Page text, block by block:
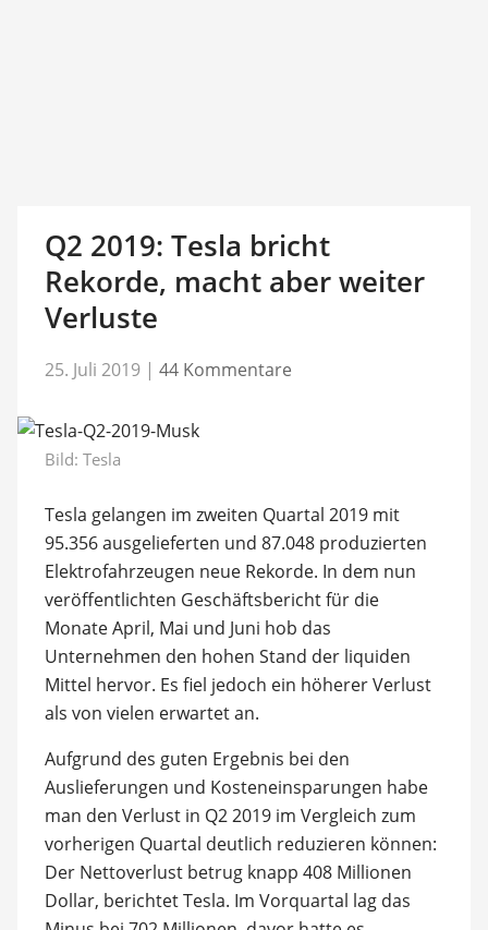
Q2 2019: Tesla bricht
Rekorde, macht aber weiter
Verluste
25. Juli 2019 | 44 Kommentare
Bild: Tesla
Tesla gelangen im zweiten Quartal 2019 mit
95.356 ausgelieferten und 87.048 produzierten
Elektrofahrzeugen neue Rekorde. In dem nun
veröffentlichten Geschäftsbericht für die
Monate April, Mai und Juni hob das
Unternehmen den hohen Stand der liquiden
Mittel hervor. Es fiel jedoch ein höherer Verlust
als von vielen erwartet an.
Aufgrund des guten Ergebnis bei den
Auslieferungen und Kosteneinsparungen habe
man den Verlust in Q2 2019 im Vergleich zum
vorherigen Quartal deutlich reduzieren können:
Der Nettoverlust betrug knapp 408 Millionen
Dollar, berichtet Tesla. Im Vorquartal lag das